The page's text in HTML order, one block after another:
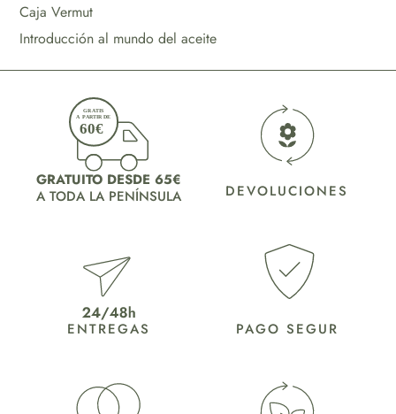
Caja Vermut
Introducción al mundo del aceite
GRATUITO DESDE 65€
A TODA LA PENÍNSULA
ENTREGAS
DEVOLUCIONES
PAGO SEGUR